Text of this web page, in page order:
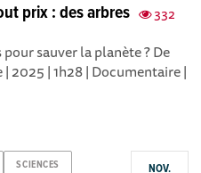
332
prix : des arbres
sauver la planète ? De
2025 | 1h28 | Documentaire |
SCIENCES NOV.